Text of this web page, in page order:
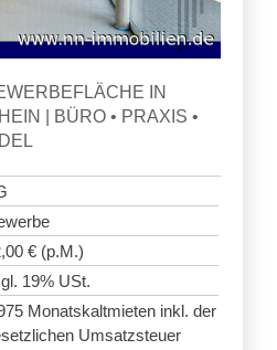
IN
| BÜRO • PRAXIS •
€ (p.M.)
19% USt.
Monatskaltmieten inkl. der
Umsatzsteuer